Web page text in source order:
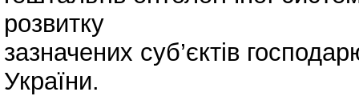
розвитку
зазначених суб’єктів
України.